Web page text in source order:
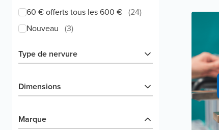
60 € offerts tous les 600 € (24)
Nouveau (3)
Type de nervure
Dimensions
Marque